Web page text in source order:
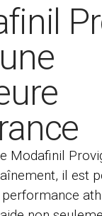
Modafinil
il est